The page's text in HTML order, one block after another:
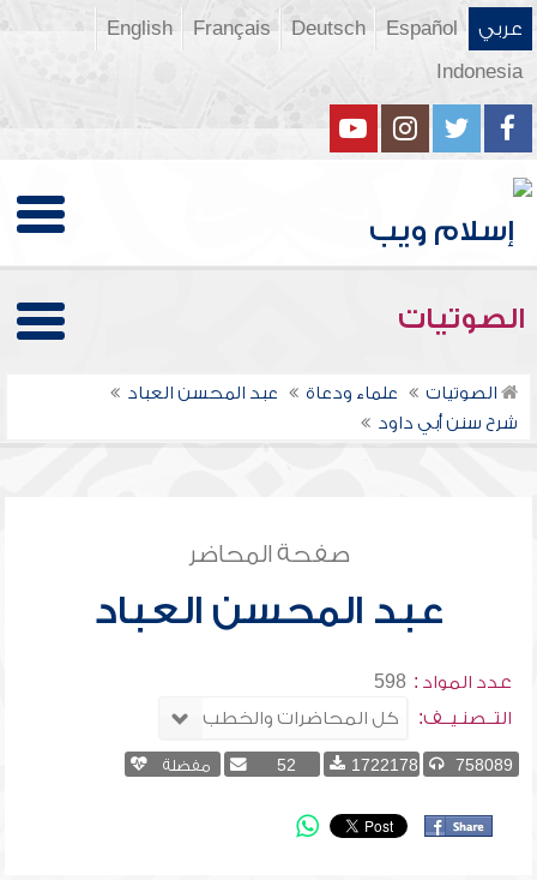
عربي Español
Deutsch
Français
English
Indonesia
الصوتيات
الصوتيات علماء ودعاة
عبد المحسن العباد
شرح سنن أبي داود
صفحة المحاضر
عبد المحسن العباد
عدد المواد : 598
التــصنـيــف:
758089
1722178
52 مفضلة